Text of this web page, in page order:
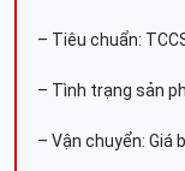
– Tiêu chuẩn:
– Tình trạng sản
– Vận chuyển: Giá